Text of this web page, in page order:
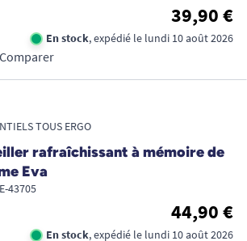
39,90 €
En stock, expédié le lundi 10 août 2026
Comparer
TOUS ERGO
rafraîchissant à mémoire de
Eva
43705
44,90 €
En stock, expédié le lundi 10 août 2026